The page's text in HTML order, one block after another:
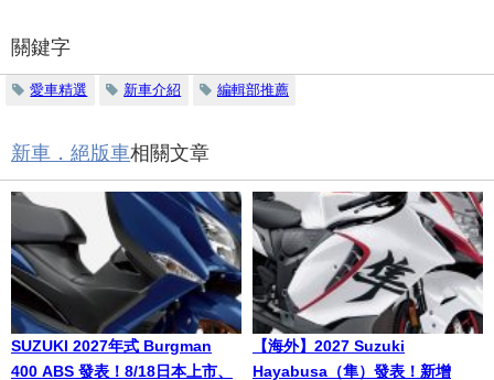
關鍵字
愛車精選 新車介紹 編輯部推薦
新車．絕版車相關文章
SUZUKI 2027年式 Burgman
400 ABS 發表！8/18日本上市、
【海外】2027 Suzuki
Hayabusa（隼）發表！新增